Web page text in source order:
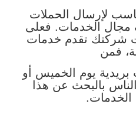
لإرسال الحملات
مجال الخدمات. فعلى
شركتك تقدم خدمات
فمن
يوم الخميس أو
بالبحث عن هذا
الخدمات.